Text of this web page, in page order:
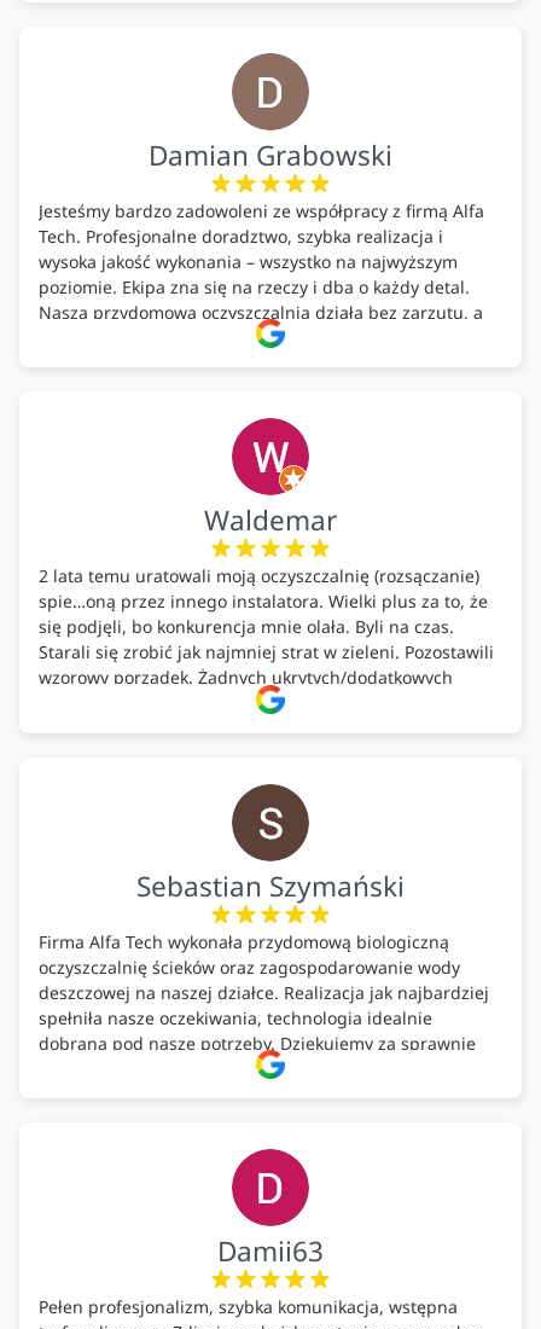
Damian Grabowski
Jesteśmy bardzo zadowoleni ze współpracy z firmą Alfa
Tech. Profesjonalne doradztwo, szybka realizacja i
wysoka jakość wykonania – wszystko na najwyższym
poziomie. Ekipa zna się na rzeczy i dba o każdy detal.
Nasza przydomowa oczyszczalnia działa bez zarzutu, a
całość została wykonana zgodnie z terminem i
ustaleniami. Z czystym sumieniem polecamy Alfa Tech
ekologicznych rozwiązań!🍀
Waldemar
2 lata temu uratowali moją oczyszczalnię (rozsączanie)
spie…oną przez innego instalatora. Wielki plus za to, że
się podjęli, bo konkurencja mnie olała. Byli na czas.
Starali się zrobić jak najmniej strat w zieleni. Pozostawili
wzorowy porządek. Żadnych ukrytych/dodatkowych
kosztów. Zaskoczenie. Kontakt bardzo OK. Obsługa
pomontażowa również OK. A ich środki do oczyszczalni –
Sebastian Szymański
Firma Alfa Tech wykonała przydomową biologiczną
oczyszczalnię ścieków oraz zagospodarowanie wody
deszczowej na naszej działce. Realizacja jak najbardziej
spełniła nasze oczekiwania, technologia idealnie
dobrana pod nasze potrzeby. Dziękujemy za sprawnie
wykonany montaż w świetnej atmosferze! Polecam!
Damii63
Pełen profesjonalizm, szybka komunikacja, wstępna